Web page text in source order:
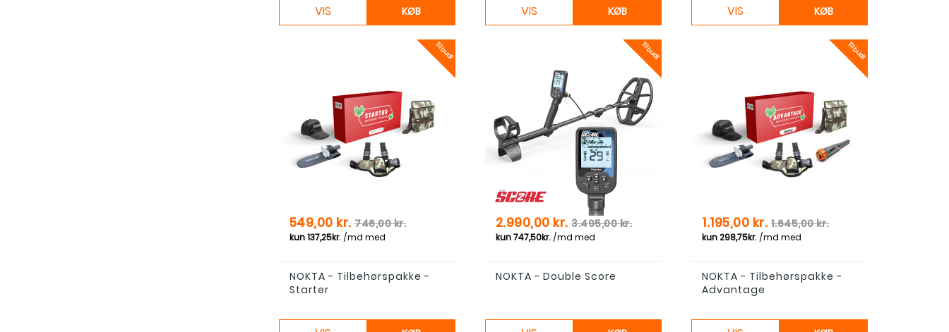
VIS KØB VIS KØB VIS KØB
Tilbud!
Pris
549,00 kr. Normal pris
746,00 kr.
NOKTA - Tilbehørspakke -
Starter
Tilbud!
Pris
2.990,00 kr. Normal pris
3.495,00 kr.
NOKTA - Double Score
Tilbud!
Pris
1.195,00 kr. Normal pris
1.645,00 kr.
NOKTA - Tilbehørspakke -
Advantage